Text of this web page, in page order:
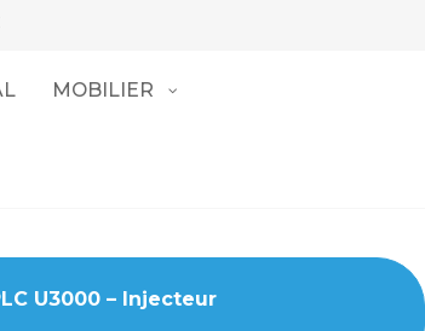
MOBILIER
U3000 – Injecteur